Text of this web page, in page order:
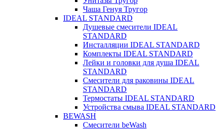
Чаша Генуя Тругор
IDEAL STANDARD
Душевые смесители IDEAL
STANDARD
Инсталляции IDEAL STANDARD
Комплекты IDEAL STANDARD
Лейки и головки для душа IDEAL
STANDARD
Смесители для раковины IDEAL
STANDARD
Термостаты IDEAL STANDARD
Устройства смыва IDEAL STANDARD
BEWASH
Смесители beWash